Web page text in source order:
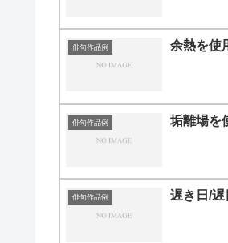
俳句作品例 余熱を使
俳句作品例 垢離場を
俳句作品例 遅き日/